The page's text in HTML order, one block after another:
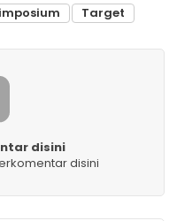
Target
disini
disini